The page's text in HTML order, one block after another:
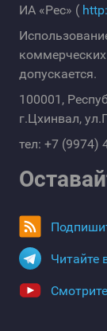
ИА «Рес» (
коммерческих
допускается.
100001,
г.Цхинвал,
тел: +7 (9974)
Читайте